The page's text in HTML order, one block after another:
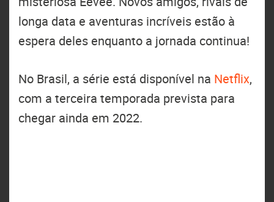
longa data e aventuras incríveis estão à
espera deles enquanto a jornada continua!
No Brasil, a série está disponível na Netflix,
com a terceira temporada prevista para
chegar ainda em 2022.